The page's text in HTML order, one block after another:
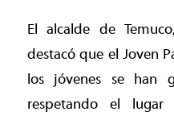
El alcalde de
destacó que el Joven
los jóvenes se han
respetando el